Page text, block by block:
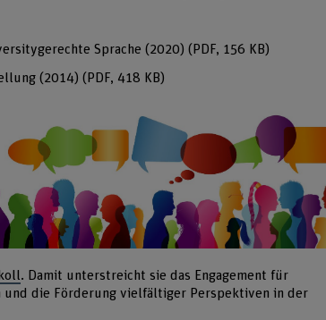
Sprache (2020)(PDF, 156 KB)
(2014)(PDF, 418 KB)
. Damit unterstreicht sie das Engagement für
und die Förderung vielfältiger Perspektiven in der